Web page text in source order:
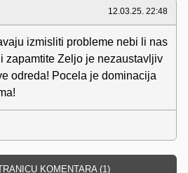
12.03.25. 22:48
izmisliti probleme nebi li nas
zapamtite Zeljo je nezaustavljiv
odreda! Pocela je dominacija
KOMENTARA (1)